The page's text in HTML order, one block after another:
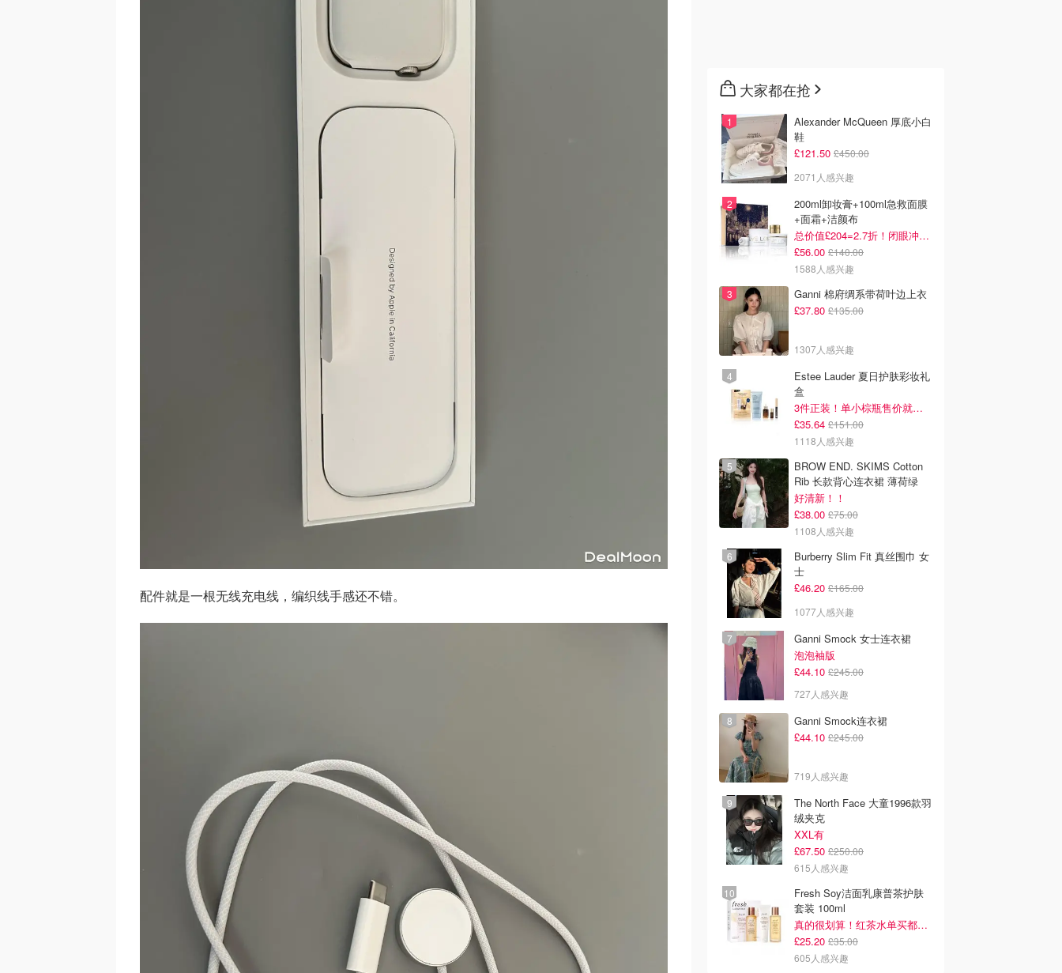
配件就是一根无线充电线，编织线手感还不错。
大家都在抢
Alexander McQueen 厚底小白
鞋
£121.50 £450.00
2071人感兴趣
200ml卸妆膏+100ml急救面膜
+面霜+洁颜布
总价值£204=2.7折！闭眼冲这套！
£56.00 £140.00
1588人感兴趣
Ganni 棉府绸系带荷叶边上衣
£37.80 £135.00
1307人感兴趣
Estee Lauder 夏日护肤彩妆礼
盒
3件正装！单小棕瓶售价就要£65！
£35.64 £151.00
1118人感兴趣
BROW END. SKIMS Cotton
Rib 长款背心连衣裙 薄荷绿
好清新！！
£38.00 £75.00
1108人感兴趣
Burberry Slim Fit 真丝围巾 女
士
£46.20 £165.00
1077人感兴趣
Ganni Smock 女士连衣裙
泡泡袖版
£44.10 £245.00
727人感兴趣
Ganni Smock连衣裙
£44.10 £245.00
719人感兴趣
The North Face 大童1996款羽
绒夹克
XXL有
£67.50 £250.00
615人感兴趣
Fresh Soy洁面乳康普茶护肤
套装 100ml
真的很划算！红茶水单买都要£35！
£25.20 £35.00
605人感兴趣